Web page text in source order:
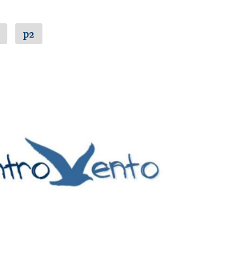
p2